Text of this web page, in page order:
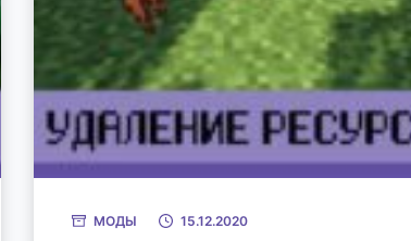
МОДЫ 15.12.2020